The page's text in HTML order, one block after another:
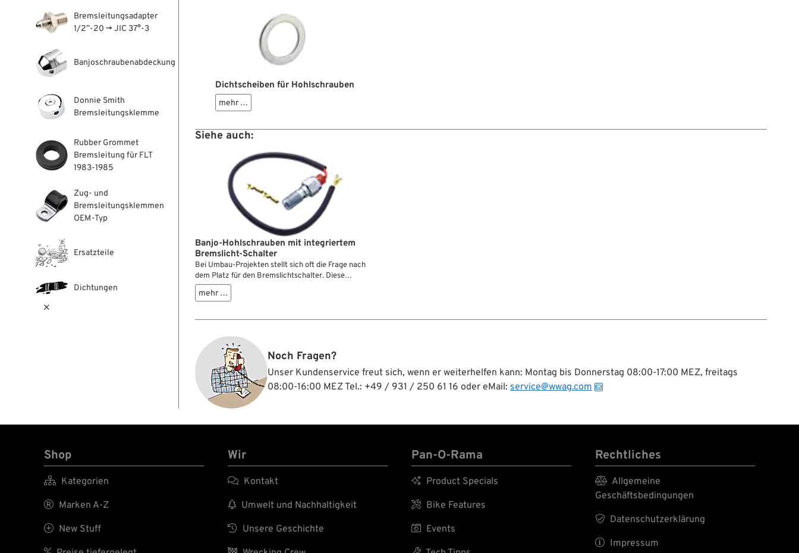
Bremsleitungsadapter
1/2”-20 → JIC 37°-3
Banjoschraubenabdeckung
Donnie Smith
Bremsleitungsklemme
Rubber Grommet
Bremsleitung für FLT
1983-1985
Zug- und
Bremsleitungsklemmen
OEM-Typ
Ersatzteile
Dichtungen

Dichtscheiben für Hohlschrauben
mehr …
Siehe auch:
Banjo-Hohlschrauben mit integriertem
Bremslicht-Schalter
Bei Umbau-Projekten stellt sich oft die Frage nach
dem Platz für den Bremslichtschalter. Diese
Schrauben ersparen nicht nur die Suche, sondern
auch T-Stücke und zusätzliche Verbindungsstellen
mehr …
Noch Fragen?
Unser Kundenservice freut sich, wenn er weiterhelfen kann: Montag bis Donnerstag 08:00-17:00 MEZ, freitags
08:00-16:00 MEZ Tel.: +49 / 931 / 250 61 16 oder eMail: service@wwag.com
Shop
 Kategorien
 Marken A-Z
 New Stuff
Wir
 Kontakt
 Umwelt und Nachhaltigkeit
 Unsere Geschichte
Pan-O-Rama
 Product Specials
 Bike Features
 Events
Rechtliches
 Allgemeine
Geschäftsbedingungen
 Datenschutzerklärung
 Impressum